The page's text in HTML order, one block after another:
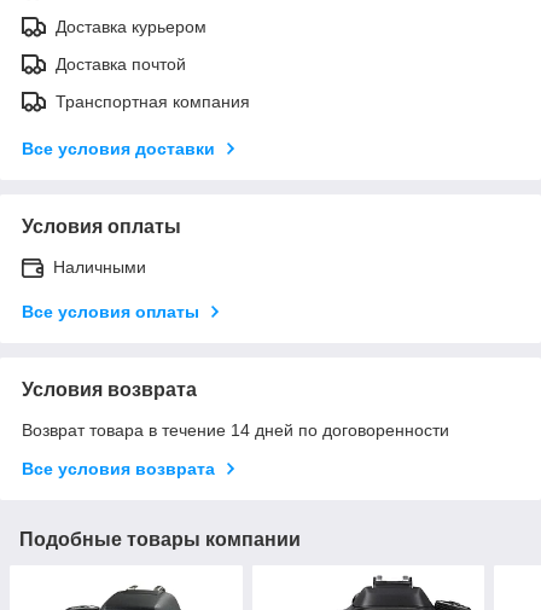
Доставка курьером
Доставка почтой
Транспортная компания
Все условия доставки
Условия оплаты
Наличными
Все условия оплаты
Условия возврата
Возврат товара в течение 14 дней по договоренности
Все условия возврата
Подобные товары компании